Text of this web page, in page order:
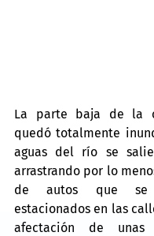
La parte baja de la
quedó totalmente
aguas del río se
arrastrando por lo
de autos que se
estacionados en las
afectación de unas